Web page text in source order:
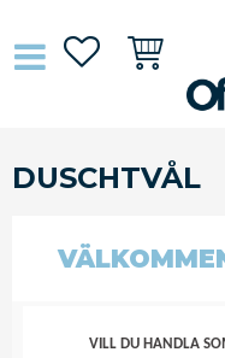
FavoriterKundvagn
DUSCHTVÅL
VILL DU HANDLA